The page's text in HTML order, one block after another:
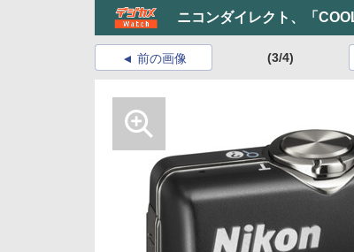
ニコンダイレクト、「
前の画像 (3/4)